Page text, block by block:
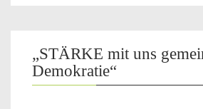
„STÄRKE mit uns
Demokratie“